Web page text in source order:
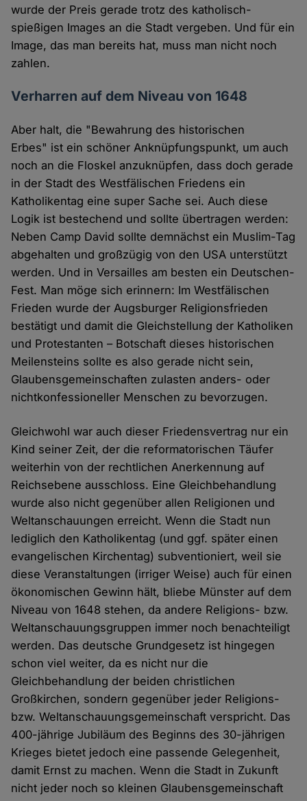
wurde der Preis gerade trotz des katholisch-
spießigen Images an die Stadt vergeben. Und für ein
Image, das man bereits hat, muss man nicht noch
zahlen.
Verharren auf dem Niveau von 1648
Aber halt, die "Bewahrung des historischen
Erbes" ist ein schöner Anknüpfungspunkt, um auch
noch an die Floskel anzuknüpfen, dass doch gerade
in der Stadt des Westfälischen Friedens ein
Katholikentag eine super Sache sei. Auch diese
Logik ist bestechend und sollte übertragen werden:
Neben Camp David sollte demnächst ein Muslim-Tag
abgehalten und großzügig von den USA unterstützt
werden. Und in Versailles am besten ein Deutschen-
Fest. Man möge sich erinnern: Im Westfälischen
Frieden wurde der Augsburger Religionsfrieden
bestätigt und damit die Gleichstellung der Katholiken
und Protestanten – Botschaft dieses historischen
Meilensteins sollte es also gerade nicht sein,
Glaubensgemeinschaften zulasten anders- oder
nichtkonfessioneller Menschen zu bevorzugen.
Gleichwohl war auch dieser Friedensvertrag nur ein
Kind seiner Zeit, der die reformatorischen Täufer
weiterhin von der rechtlichen Anerkennung auf
Reichsebene ausschloss. Eine Gleichbehandlung
wurde also nicht gegenüber allen Religionen und
Weltanschauungen erreicht. Wenn die Stadt nun
lediglich den Katholikentag (und ggf. später einen
evangelischen Kirchentag) subventioniert, weil sie
diese Veranstaltungen (irriger Weise) auch für einen
ökonomischen Gewinn hält, bliebe Münster auf dem
Niveau von 1648 stehen, da andere Religions- bzw.
Weltanschauungsgruppen immer noch benachteiligt
werden. Das deutsche Grundgesetz ist hingegen
schon viel weiter, da es nicht nur die
Gleichbehandlung der beiden christlichen
Großkirchen, sondern gegenüber jeder Religions-
bzw. Weltanschauungsgemeinschaft verspricht. Das
400-jährige Jubiläum des Beginns des 30-jährigen
Krieges bietet jedoch eine passende Gelegenheit,
damit Ernst zu machen. Wenn die Stadt in Zukunft
nicht jeder noch so kleinen Glaubensgemeinschaft